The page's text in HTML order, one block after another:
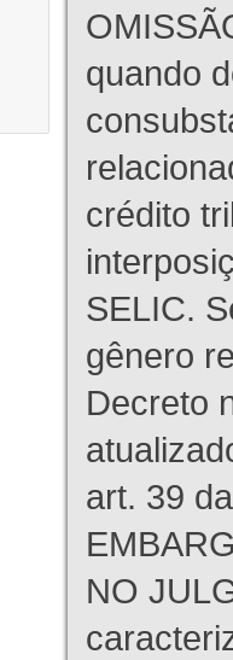
quando
crédito
SELIC.
gênero
Decreto
art. 39
NO